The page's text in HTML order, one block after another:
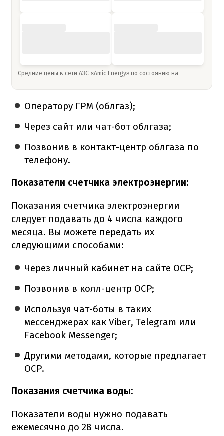
Средние цены в сети АЗС «Amic Energy» по состоянию на
Оператору ГРМ (облгаз);
Через сайт или чат-бот облгаза;
Позвонив в контакт-центр облгаза по
телефону.
Показатели счетчика электроэнергии:
Показания счетчика электроэнергии
следует подавать до 4 числа каждого
месяца. Вы можете передать их
следующими способами:
Через личный кабинет на сайте ОСР;
Позвонив в колл-центр ОСР;
Используя чат-боты в таких
мессенджерах как Viber, Telegram или
Facebook Messenger;
Другими методами, которые предлагает
ОСР.
Показания счетчика воды:
Показатели воды нужно подавать
ежемесячно до 28 числа.